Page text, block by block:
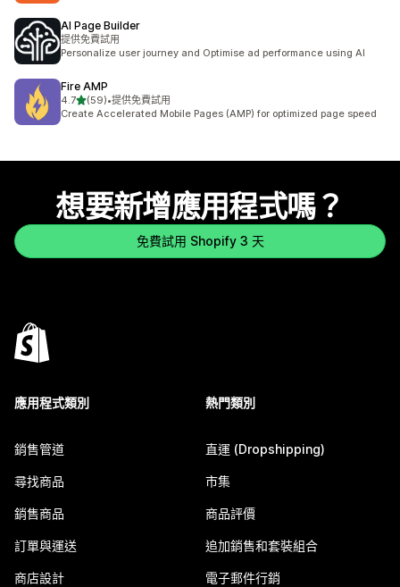
AI Page Builder
提供免費試用
Personalize user journey and Optimise ad performance using AI
Fire AMP
4.7滿分 5 顆星
(59)
共有 59 則評價
•提供免費試用
Create Accelerated Mobile Pages (AMP) for optimized page speed
想要新增應用程式嗎？
免費試用 Shopify 3 天
應用程式類別
銷售管道
尋找商品
銷售商品
訂單與運送
商店設計
熱門類別
直運 (Dropshipping)
市集
商品評價
追加銷售和套裝組合
電子郵件行銷